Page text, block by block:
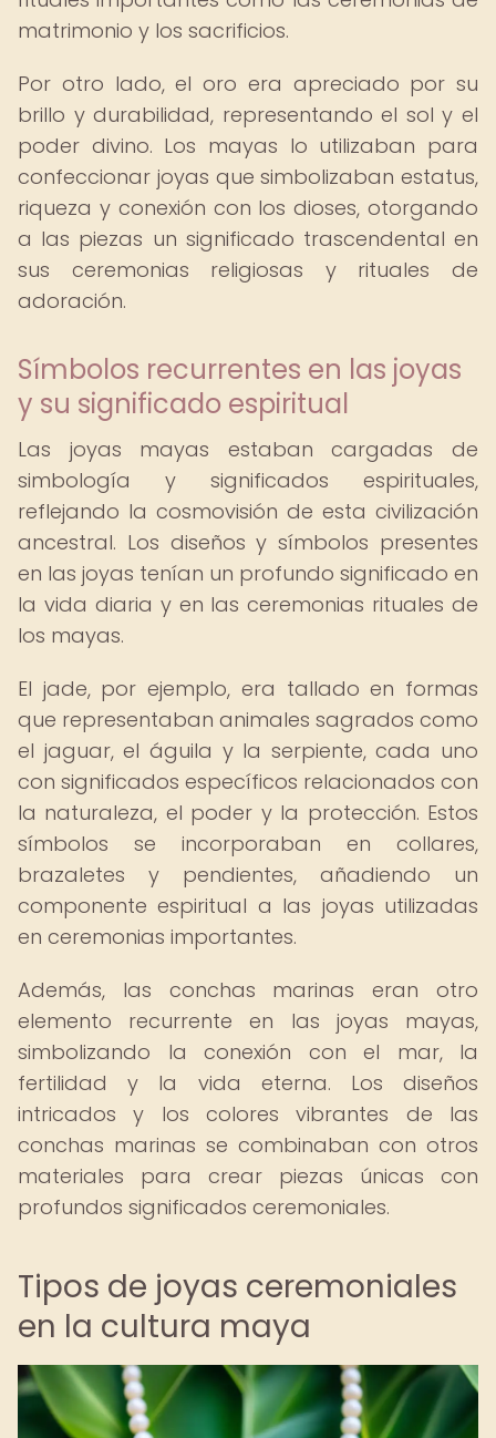
matrimonio y los sacrificios.
Por otro lado, el oro era apreciado por su
brillo y durabilidad, representando el sol y el
poder divino. Los mayas lo utilizaban para
confeccionar joyas que simbolizaban estatus,
riqueza y conexión con los dioses, otorgando
a las piezas un significado trascendental en
sus ceremonias religiosas y rituales de
adoración.
Símbolos recurrentes en las joyas
y su significado espiritual
Las joyas mayas estaban cargadas de
simbología y significados espirituales,
reflejando la cosmovisión de esta civilización
ancestral. Los diseños y símbolos presentes
en las joyas tenían un profundo significado en
la vida diaria y en las ceremonias rituales de
los mayas.
El jade, por ejemplo, era tallado en formas
que representaban animales sagrados como
el jaguar, el águila y la serpiente, cada uno
con significados específicos relacionados con
la naturaleza, el poder y la protección. Estos
símbolos se incorporaban en collares,
brazaletes y pendientes, añadiendo un
componente espiritual a las joyas utilizadas
en ceremonias importantes.
Además, las conchas marinas eran otro
elemento recurrente en las joyas mayas,
simbolizando la conexión con el mar, la
fertilidad y la vida eterna. Los diseños
intricados y los colores vibrantes de las
conchas marinas se combinaban con otros
materiales para crear piezas únicas con
profundos significados ceremoniales.
Tipos de joyas ceremoniales
en la cultura maya